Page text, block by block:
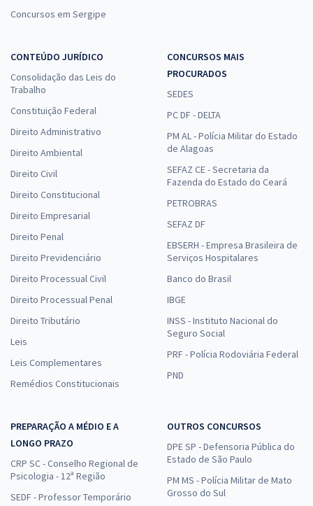
Concursos em Sergipe
CONTEÚDO JURÍDICO
Consolidação das Leis do
Trabalho
Constituição Federal
Direito Administrativo
Direito Ambiental
Direito Civil
Direito Constitucional
Direito Empresarial
Direito Penal
Direito Previdenciário
Direito Processual Civil
Direito Processual Penal
Direito Tributário
Leis
Leis Complementares
Remédios Constitucionais
CONCURSOS MAIS
PROCURADOS
SEDES
PC DF - DELTA
PM AL - Polícia Militar do Estado
de Alagoas
SEFAZ CE - Secretaria da
Fazenda do Estado do Ceará
PETROBRAS
SEFAZ DF
EBSERH - Empresa Brasileira de
Serviços Hospitalares
Banco do Brasil
IBGE
INSS - Instituto Nacional do
Seguro Social
PRF - Polícia Rodoviária Federal
PND
PREPARAÇÃO A MÉDIO E A
LONGO PRAZO
CRP SC - Conselho Regional de
Psicologia - 12ª Região
SEDF - Professor Temporário
OUTROS CONCURSOS
DPE SP - Defensoria Pública do
Estado de São Paulo
PM MS - Polícia Militar de Mato
Grosso do Sul